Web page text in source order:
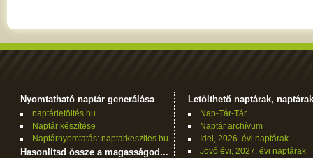
Nyomtatható naptár generálása
naptárletöltés.hu
Naptár készítése
Naptárnyomtatás: naptarkeszites.hu
Hasonlítsd össze a magasságod...
Letölthető naptárak, naptárak
Nap-Tár-Tár
Naptár archívum
Idei, 2026. évi naptárak
Jövő évi, 2027. évi naptárak